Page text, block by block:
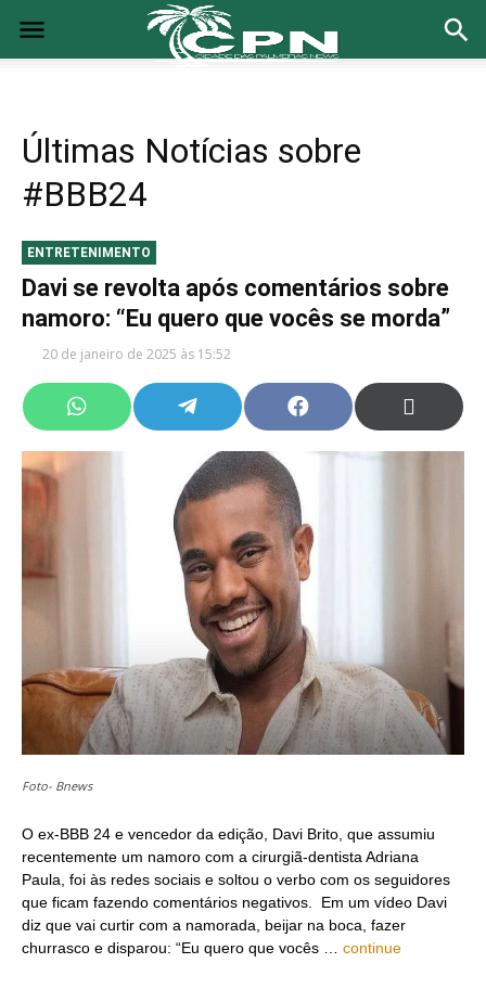
Últimas Notícias sobre
#BBB24
ENTRETENIMENTO
Davi se revolta após comentários sobre
namoro: “Eu quero que vocês se morda”
20 de janeiro de 2025 às 15:52
Share
on
Share
on
Share
on
Share
on
Foto- Bnews
O ex-BBB 24 e vencedor da edição, Davi Brito, que assumiu
recentemente um namoro com a cirurgiã-dentista Adriana
Paula, foi às redes sociais e soltou o verbo com os seguidores
que ficam fazendo comentários negativos. Em um vídeo Davi
diz que vai curtir com a namorada, beijar na boca, fazer
churrasco e disparou: “Eu quero que vocês … continue